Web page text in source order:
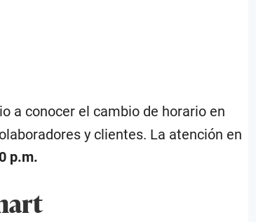
a conocer el cambio de horario en
y clientes. La atención en
p.m.